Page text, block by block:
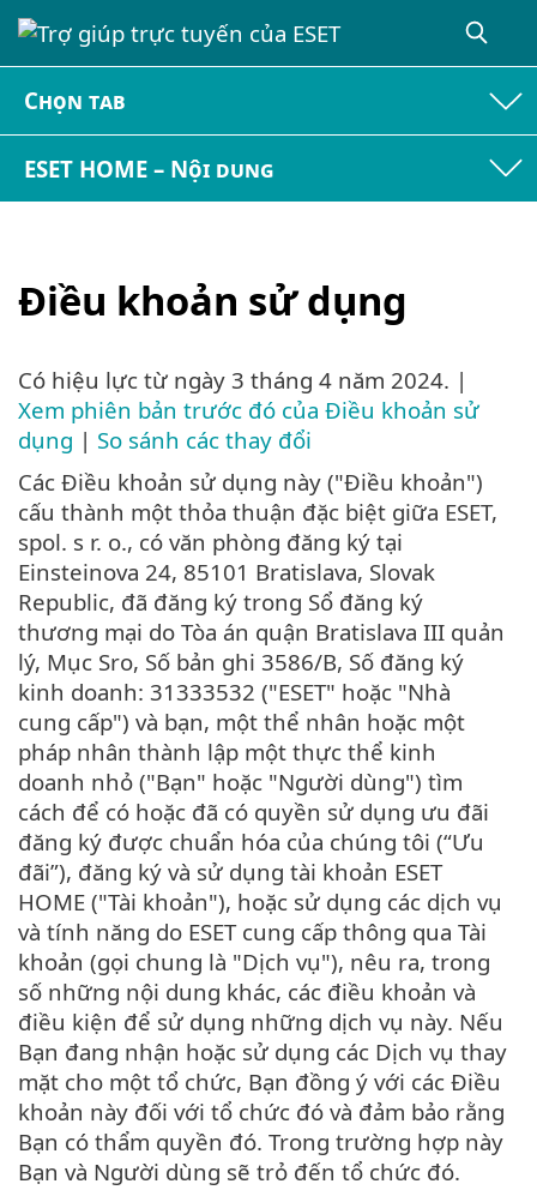
Chọn tab
ESET HOME – Nội dung
Điều khoản sử dụng
Có hiệu lực từ ngày 3 tháng 4 năm 2024. |
Xem phiên bản trước đó của Điều khoản sử
dụng | So sánh các thay đổi
Các Điều khoản sử dụng này ("Điều khoản")
cấu thành một thỏa thuận đặc biệt giữa ESET,
spol. s r. o., có văn phòng đăng ký tại
Einsteinova 24, 85101 Bratislava, Slovak
Republic, đã đăng ký trong Sổ đăng ký
thương mại do Tòa án quận Bratislava III quản
lý, Mục Sro, Số bản ghi 3586/B, Số đăng ký
kinh doanh: 31333532 ("ESET" hoặc "Nhà
cung cấp") và bạn, một thể nhân hoặc một
pháp nhân thành lập một thực thể kinh
doanh nhỏ ("Bạn" hoặc "Người dùng") tìm
cách để có hoặc đã có quyền sử dụng ưu đãi
đăng ký được chuẩn hóa của chúng tôi (“Ưu
đãi”), đăng ký và sử dụng tài khoản ESET
HOME ("Tài khoản"), hoặc sử dụng các dịch vụ
và tính năng do ESET cung cấp thông qua Tài
khoản (gọi chung là "Dịch vụ"), nêu ra, trong
số những nội dung khác, các điều khoản và
điều kiện để sử dụng những dịch vụ này. Nếu
Bạn đang nhận hoặc sử dụng các Dịch vụ thay
mặt cho một tổ chức, Bạn đồng ý với các Điều
khoản này đối với tổ chức đó và đảm bảo rằng
Bạn có thẩm quyền đó. Trong trường hợp này
Bạn và Người dùng sẽ trỏ đến tổ chức đó.